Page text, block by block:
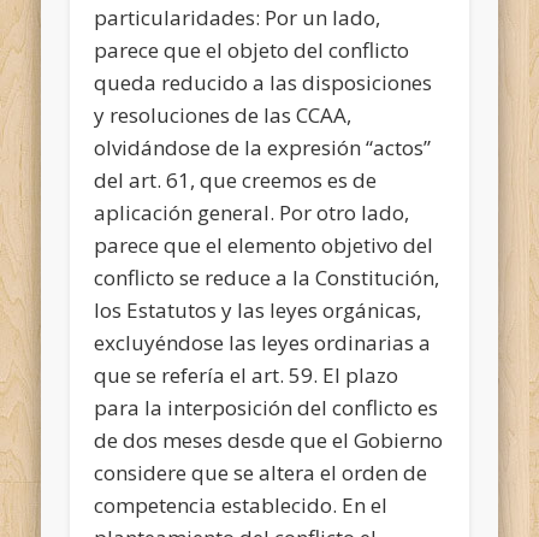
particularidades: Por un lado,
parece que el objeto del conflicto
queda reducido a las disposiciones
y resoluciones de las CCAA,
olvidándose de la expresión “actos”
del art. 61, que creemos es de
aplicación general. Por otro lado,
parece que el elemento objetivo del
conflicto se reduce a la Constitución,
los Estatutos y las leyes orgánicas,
excluyéndose las leyes ordinarias a
que se refería el art. 59. El plazo
para la interposición del conflicto es
de dos meses desde que el Gobierno
considere que se altera el orden de
competencia establecido. En el